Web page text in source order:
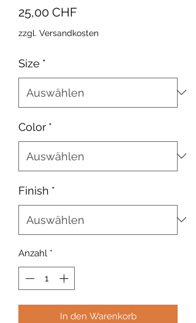
25,00 CHFPreis
zzgl. Versandkosten
Size *
Color *
Finish *
Anzahl *
In den Warenkorb